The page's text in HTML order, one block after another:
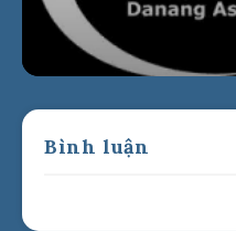
Bình luận